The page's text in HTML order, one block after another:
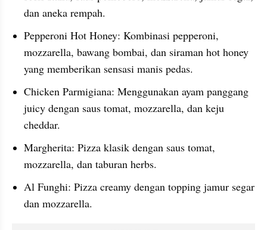
dan aneka rempah.
Pepperoni Hot Honey: Kombinasi pepperoni,
mozzarella, bawang bombai, dan siraman hot honey
yang memberikan sensasi manis pedas.
Chicken Parmigiana: Menggunakan ayam panggang
juicy dengan saus tomat, mozzarella, dan keju
cheddar.
Margherita: Pizza klasik dengan saus tomat,
mozzarella, dan taburan herbs.
Al Funghi: Pizza creamy dengan topping jamur segar
dan mozzarella.